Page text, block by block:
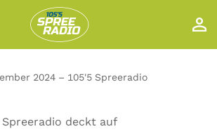
2024 – 105'5 Spreeradio
Spreeradio deckt auf